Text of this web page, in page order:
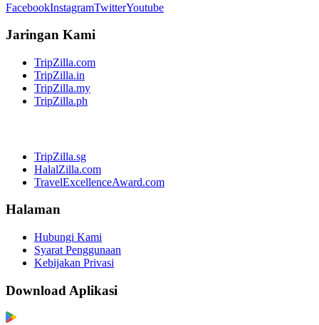
FacebookInstagramTwitterYoutube
Jaringan Kami
TripZilla.com
TripZilla.in
TripZilla.my
TripZilla.ph
TripZilla.sg
HalalZilla.com
TravelExcellenceAward.com
Halaman
Hubungi Kami
Syarat Penggunaan
Kebijakan Privasi
Download Aplikasi